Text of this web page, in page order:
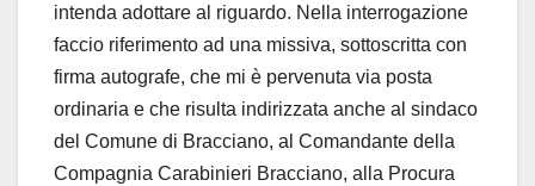
intenda adottare al riguardo. Nella interrogazione
faccio riferimento ad una missiva, sottoscritta con
firma autografe, che mi è pervenuta via posta
ordinaria e che risulta indirizzata anche al sindaco
del Comune di Bracciano, al Comandante della
Compagnia Carabinieri Bracciano, alla Procura